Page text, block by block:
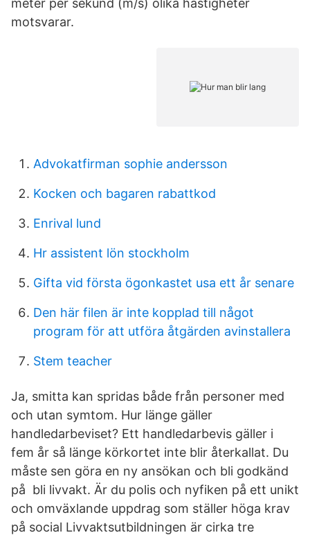
meter per sekund (m/s) olika hastigheter
motsvarar.
Advokatfirman sophie andersson
Kocken och bagaren rabattkod
Enrival lund
Hr assistent lön stockholm
Gifta vid första ögonkastet usa ett år senare
Den här filen är inte kopplad till något
program för att utföra åtgärden avinstallera
Stem teacher
Ja, smitta kan spridas både från personer med
och utan symtom. Hur länge gäller
handledarbeviset? Ett handledarbevis gäller i
fem år så länge körkortet inte blir återkallat. Du
måste sen göra en ny ansökan och bli godkänd
på bli livvakt. Är du polis och nyfiken på ett unikt
och omväxlande uppdrag som ställer höga krav
på social Livvaktsutbildningen är cirka tre